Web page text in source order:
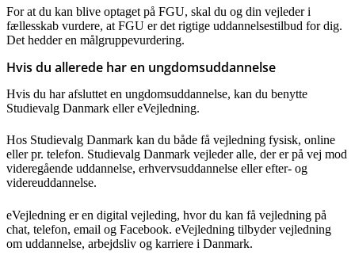
For at du kan blive optaget på FGU, skal du og din vejleder i
fællesskab vurdere, at FGU er det rigtige uddannelsestilbud for dig.
Det hedder en målgruppevurdering.
Hvis du allerede har en ungdomsuddannelse
Hvis du har afsluttet en ungdomsuddannelse, kan du benytte
Studievalg Danmark eller eVejledning.
Hos Studievalg Danmark kan du både få vejledning fysisk, online
eller pr. telefon. Studievalg Danmark vejleder alle, der er på vej mod
videregående uddannelse, erhvervsuddannelse eller efter- og
videreuddannelse.
eVejledning er en digital vejleding, hvor du kan få vejledning på
chat, telefon, email og Facebook. eVejledning tilbyder vejledning
om uddannelse, arbejdsliv og karriere i Danmark.